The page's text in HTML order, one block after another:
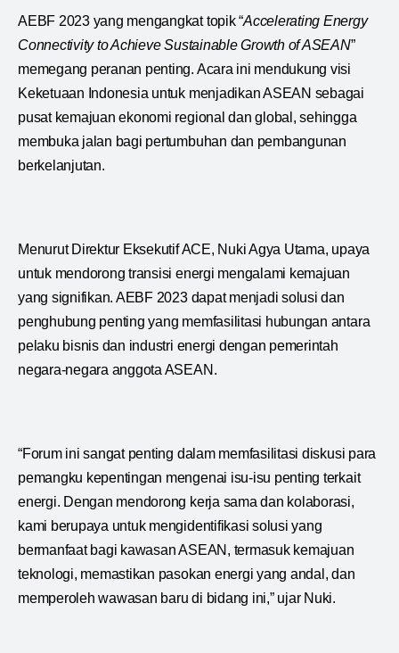
AEBF 2023 yang mengangkat topik “Accelerating Energy
Connectivity to Achieve Sustainable Growth of ASEAN”
memegang peranan penting. Acara ini mendukung visi
Keketuaan Indonesia untuk menjadikan ASEAN sebagai
pusat kemajuan ekonomi regional dan global, sehingga
membuka jalan bagi pertumbuhan dan pembangunan
berkelanjutan.
Menurut Direktur Eksekutif ACE, Nuki Agya Utama, upaya
untuk mendorong transisi energi mengalami kemajuan
yang signifikan. AEBF 2023 dapat menjadi solusi dan
penghubung penting yang memfasilitasi hubungan antara
pelaku bisnis dan industri energi dengan pemerintah
negara-negara anggota ASEAN.
“Forum ini sangat penting dalam memfasilitasi diskusi para
pemangku kepentingan mengenai isu-isu penting terkait
energi. Dengan mendorong kerja sama dan kolaborasi,
kami berupaya untuk mengidentifikasi solusi yang
bermanfaat bagi kawasan ASEAN, termasuk kemajuan
teknologi, memastikan pasokan energi yang andal, dan
memperoleh wawasan baru di bidang ini,” ujar Nuki.